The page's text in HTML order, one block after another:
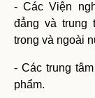
- Các Viện
đẳng và trung
trong và ngoài
- Các trung
phẩm.